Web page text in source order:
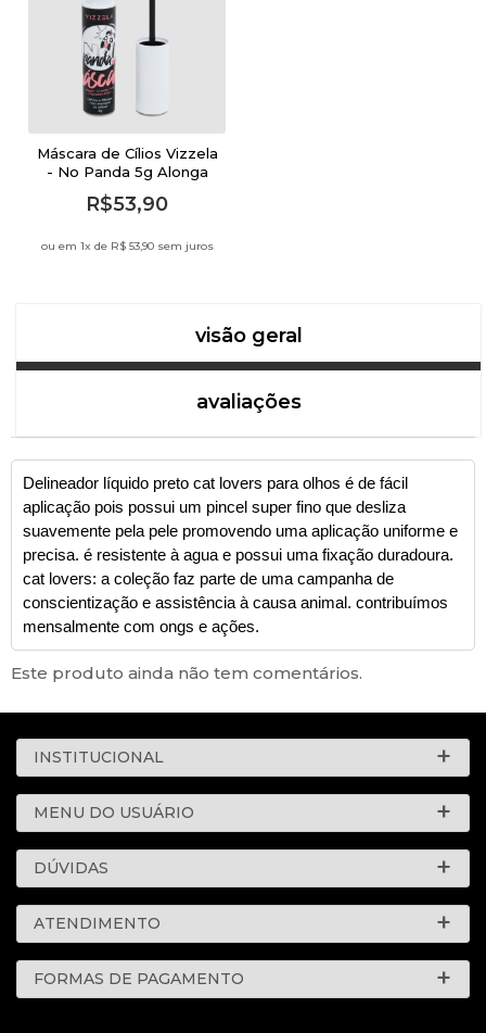
Máscara de Cílios Vizzela
- No Panda 5g Alonga
R$53,90
ou em 1x de R$ 53,90 sem juros
visão geral
avaliações
Delineador líquido preto cat lovers para olhos é de fácil
aplicação pois possui um pincel super fino que desliza
suavemente pela pele promovendo uma aplicação uniforme e
precisa. é resistente à agua e possui uma fixação duradoura.
cat lovers: a coleção faz parte de uma campanha de
conscientização e assistência à causa animal. contribuímos
mensalmente com ongs e ações.
Este produto ainda não tem comentários.
INSTITUCIONAL
MENU DO USUÁRIO
DÚVIDAS
ATENDIMENTO
FORMAS DE PAGAMENTO